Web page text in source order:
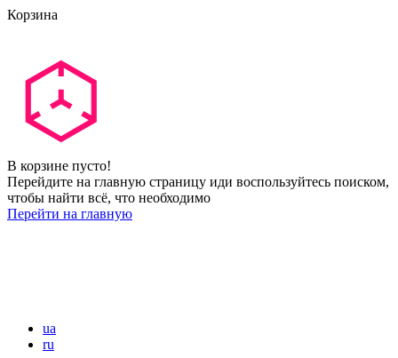
Корзина
В корзине пусто!
Перейдите на главную страницу иди воспользуйтесь поиском,
чтобы найти всё, что необходимо
Перейти на главную
ua
ru